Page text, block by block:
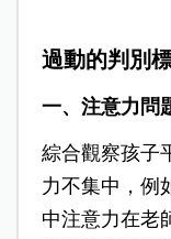
過動的判別
一、注意力問
綜合觀察孩子
力不集中，例
中注意力在老